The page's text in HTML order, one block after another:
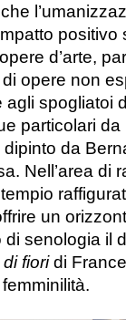
positivo
d’arte,
opere non
spogliatoi
particolari da
da
Nell’area di
un
di senologia il
fioridi